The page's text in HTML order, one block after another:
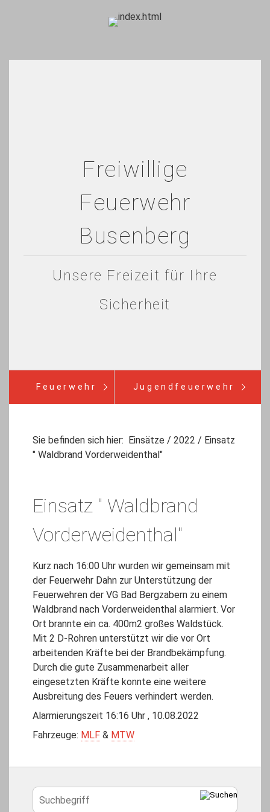
Freiwillige
Feuerwehr
Busenberg
Unsere Freizeit für Ihre
Sicherheit
Feuerwehr Jugendfeuerwehr
Bürgerinfo
Sie befinden sich hier: Einsätze / 2022 / Einsatz
" Waldbrand Vorderweidenthal"
Einsatz " Waldbrand
Vorderweidenthal"
Kurz nach 16:00 Uhr wurden wir gemeinsam mit
der Feuerwehr Dahn zur Unterstützung der
Feuerwehren der VG Bad Bergzabern zu einem
Waldbrand nach Vorderweidenthal alarmiert. Vor
Ort brannte ein ca. 400m2 großes Waldstück.
Mit 2 D-Rohren unterstützt wir die vor Ort
arbeitenden Kräfte bei der Brandbekämpfung.
Durch die gute Zusammenarbeit aller
eingesetzten Kräfte konnte eine weitere
Ausbreitung des Feuers verhindert werden.
Alarmierungszeit 16:16 Uhr , 10.08.2022
Fahrzeuge: MLF & MTW